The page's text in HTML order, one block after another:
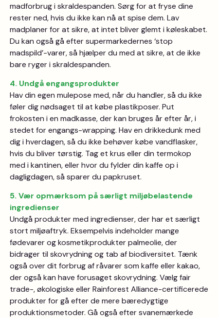
madforbrug i skraldespanden. Sørg for at fryse dine
rester ned, hvis du ikke kan nå at spise dem. Lav
madplaner for at sikre, at intet bliver glemt i køleskabet.
Du kan også gå efter supermarkedernes ‘stop
madspild’-varer, så hjælper du med at sikre, at de ikke
bare ryger i skraldespanden.
4. Undgå engangsprodukter
Hav din egen mulepose med, når du handler, så du ikke
føler dig nødsaget til at købe plastikposer. Put
frokosten i en madkasse, der kan bruges år efter år, i
stedet for engangs-wrapping. Hav en drikkedunk med
dig i hverdagen, så du ikke behøver købe vandflasker,
hvis du bliver tørstig. Tag et krus eller din termokop
med i kantinen, eller hvor du fylder din kaffe op i
dagligdagen, så sparer du papkruset.
5. Vær opmærksom på særligt miljøbelastende
ingredienser
Undgå produkter med ingredienser, der har et særligt
stort miljøaftryk. Eksempelvis indeholder mange
fødevarer og kosmetikprodukter palmeolie, der
bidrager til skovrydning og tab af biodiversitet. Tænk
også over dit forbrug af råvarer som kaffe eller kakao,
der også kan have forusaget skovrydning. Vælg fair
trade-, økologiske eller Rainforest Alliance-certificerede
produkter for gå efter de mere bæredygtige
produktionsmetoder. Gå også efter svanemærkede